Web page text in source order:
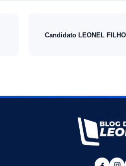
Candidato LEONEL